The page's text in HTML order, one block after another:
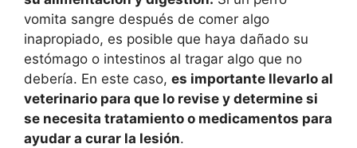
vomita sangre después de comer algo
inapropiado, es posible que haya dañado su
estómago o intestinos al tragar algo que no
debería. En este caso, es importante llevarlo al
veterinario para que lo revise y determine si
se necesita tratamiento o medicamentos para
ayudar a curar la lesión.